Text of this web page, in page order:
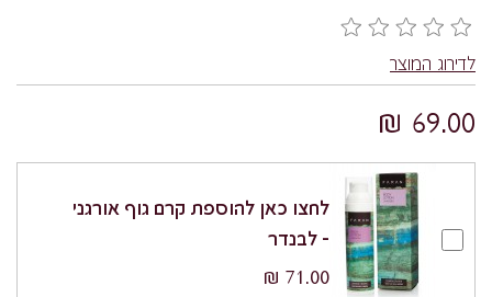
לדירוג המוצר
69.00 ₪
לחצו כאן להוספת קרם גוף אורגני
– לבנדר
71.00 ₪